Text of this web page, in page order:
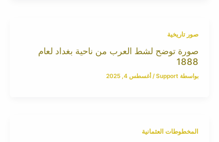
صور تاريخية
صورة توضح لشط العرب من ناحية بغداد لعام
1888
بواسطة Support
/ أغسطس 4, 2025
المخطوطات العثمانية